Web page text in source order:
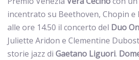
incentrato su Beethoven, Chopin
alle ore 14.50 il concerto del Duo
Juliette Aridon e Clementine
storie jazz di Gaetano Liguori.